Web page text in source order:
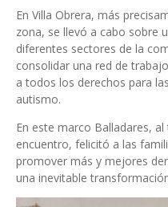
En Villa Obrera, más
zona, se llevó a cabo sobre
diferentes sectores de la
consolidar una red de
a todos los derechos para
autismo.
En este marco Balladares,
encuentro, felicitó a las
promover más y mejores
una inevitable